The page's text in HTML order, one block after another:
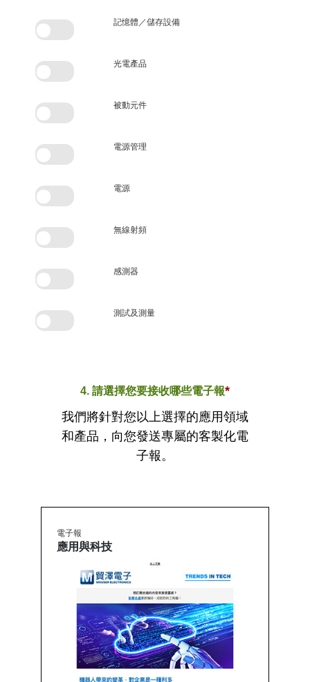
記憶體／儲存設備
光電產品
被動元件
電源管理
電源
無線射頻
感測器
測試及測量
4. 請選擇您要接收哪些電子報*
我們將針對您以上選擇的應用領域
和產品，向您發送專屬的客製化電
子報。
電子報
應用與科技